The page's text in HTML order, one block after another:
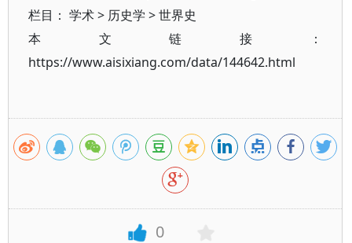
栏目： 学术> 历史学 >世界史
本文链接：
https://www.aisixiang.com/data/144642.html
0